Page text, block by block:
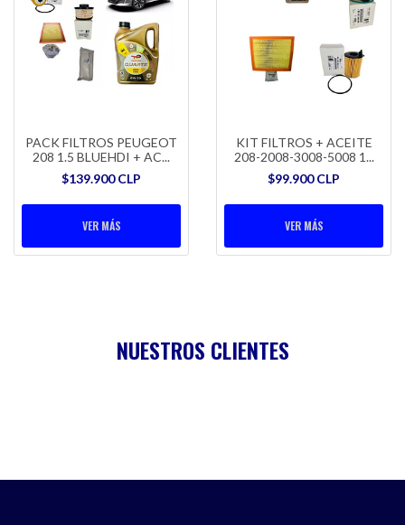
PACK FILTROS PEUGEOT
208 1.5 BLUEHDI + AC...
$139.900 CLP
VER MÁS
KIT FILTROS + ACEITE
208-2008-3008-5008 1...
$99.900 CLP
VER MÁS
NUESTROS CLIENTES